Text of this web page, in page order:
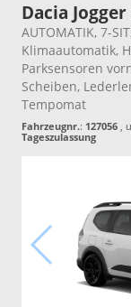
Dacia Jogger
AUTOMATIK, 7-
Klimaautomatik,
Parksensoren
Scheiben,
Tempomat
Fahrzeugnr.: 127056 ,
Tageszulassung